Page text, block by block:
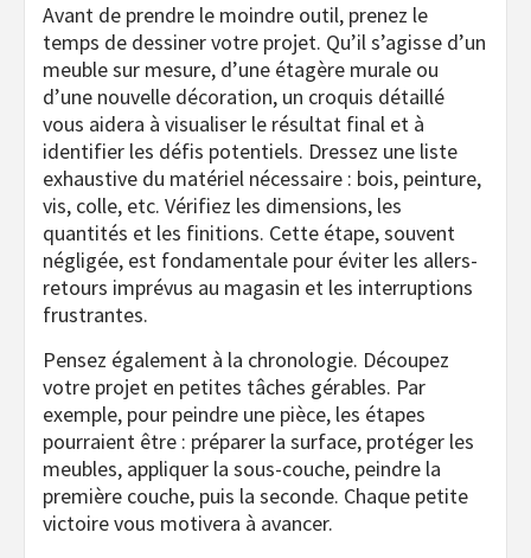
Avant de prendre le moindre outil, prenez le
temps de dessiner votre projet. Qu’il s’agisse d’un
meuble sur mesure, d’une étagère murale ou
d’une nouvelle décoration, un croquis détaillé
vous aidera à visualiser le résultat final et à
identifier les défis potentiels. Dressez une liste
exhaustive du matériel nécessaire : bois, peinture,
vis, colle, etc. Vérifiez les dimensions, les
quantités et les finitions. Cette étape, souvent
négligée, est fondamentale pour éviter les allers-
retours imprévus au magasin et les interruptions
frustrantes.
Pensez également à la chronologie. Découpez
votre projet en petites tâches gérables. Par
exemple, pour peindre une pièce, les étapes
pourraient être : préparer la surface, protéger les
meubles, appliquer la sous-couche, peindre la
première couche, puis la seconde. Chaque petite
victoire vous motivera à avancer.